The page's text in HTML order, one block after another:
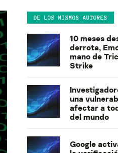
DE LOS MISMOS AUTORES
10 meses
derrota,
mano de
Strike
una
afectar a
del mundo
Google